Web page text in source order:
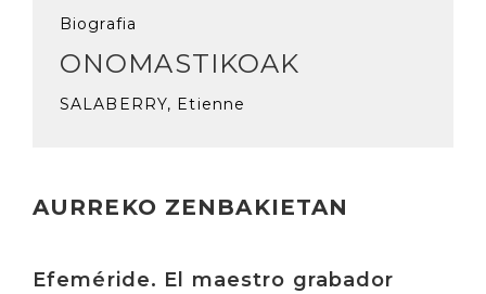
Biografia
ONOMASTIKOAK
SALABERRY, Etienne
AURREKO ZENBAKIETAN
Efeméride. El maestro grabador